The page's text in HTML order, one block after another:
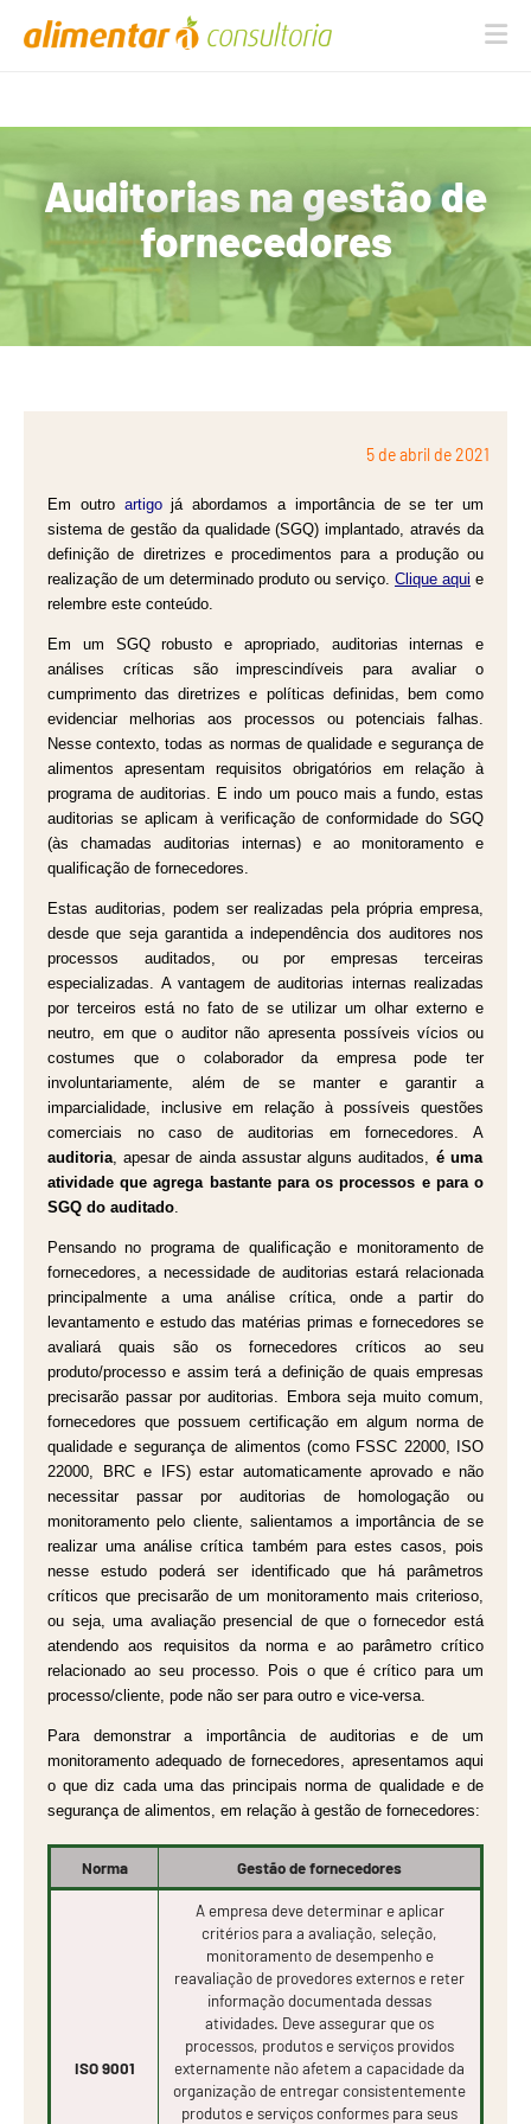
Auditorias na gestão de
fornecedores
5 de abril de 2021
Em outro artigojá abordamos a importância de se ter um
sistema de gestão da qualidade (SGQ) implantado, através da
definição de diretrizes e procedimentos para a produção ou
realização de um determinado produto ou serviço. Clique aqui e
relembre este conteúdo.
Em um SGQ robusto e apropriado, auditorias internas e
análises críticas são imprescindíveis para avaliar o
cumprimento das diretrizes e políticas definidas, bem como
evidenciar melhorias aos processos ou potenciais falhas.
Nesse contexto, todas as normas de qualidade e segurança de
alimentos apresentam requisitos obrigatórios em relação à
programa de auditorias. E indo um pouco mais a fundo, estas
auditorias se aplicam à verificação de conformidade do SGQ
(às chamadas auditorias internas) e ao monitoramento e
qualificação de fornecedores.
Estas auditorias, podem ser realizadas pela própria empresa,
desde que seja garantida a independência dos auditores nos
processos auditados, ou por empresas terceiras
especializadas. A vantagem de auditorias internas realizadas
por terceiros está no fato de se utilizar um olhar externo e
neutro, em que o auditor não apresenta possíveis vícios ou
costumes que o colaborador da empresa pode ter
involuntariamente, além de se manter e garantir a
imparcialidade, inclusive em relação à possíveis questões
comerciais no caso de auditorias em fornecedores. A
auditoria, apesar de ainda assustar alguns auditados, é uma
atividade que agrega bastante para os processos e para o
SGQ do auditado.
Pensando no programa de qualificação e monitoramento de
fornecedores, a necessidade de auditorias estará relacionada
principalmente a uma análise crítica, onde a partir do
levantamento e estudo das matérias primas e fornecedores se
avaliará quais são os fornecedores críticos ao seu
produto/processo e assim terá a definição de quais empresas
precisarão passar por auditorias. Embora seja muito comum,
fornecedores que possuem certificação em algum norma de
qualidade e segurança de alimentos (como FSSC 22000, ISO
22000, BRC e IFS) estar automaticamente aprovado e não
necessitar passar por auditorias de homologação ou
monitoramento pelo cliente, salientamos a importância de se
realizar uma análise crítica também para estes casos, pois
nesse estudo poderá ser identificado que há parâmetros
críticos que precisarão de um monitoramento mais criterioso,
ou seja, uma avaliação presencial de que o fornecedor está
atendendo aos requisitos da norma e ao parâmetro crítico
relacionado ao seu processo. Pois o que é crítico para um
processo/cliente, pode não ser para outro e vice-versa.
Para demonstrar a importância de auditorias e de um
monitoramento adequado de fornecedores, apresentamos aqui
o que diz cada uma das principais norma de qualidade e de
segurança de alimentos, em relação à gestão de fornecedores:
Norma Gestão de fornecedores
ISO 9001
A empresa deve determinar e aplicar
critérios para a avaliação, seleção,
monitoramento de desempenho e
reavaliação de provedores externos e reter
informação documentada dessas
atividades. Deve assegurar que os
processos, produtos e serviços providos
externamente não afetem a capacidade da
organização de entregar consistentemente
produtos e serviços conformes para seus